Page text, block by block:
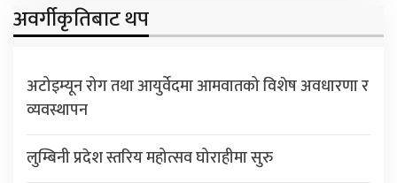
अवर्गीकृतिबाट थप
अटोइम्यून रोग तथा आयुर्वेदमा आमवातको विशेष अवधारणा र
व्यवस्थापन
लुम्बिनी प्रदेश स्तरिय महोत्सव घोराहीमा सुरु